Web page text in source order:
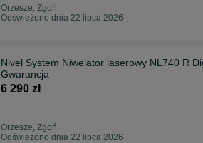
Orzesze, Zgoń
Odświeżono dnia 22 lipca 2026
Nivel System Niwelator laserowy NL740 R Digital , lata
Gwarancja
6 290 zł
Orzesze, Zgoń
Odświeżono dnia 22 lipca 2026